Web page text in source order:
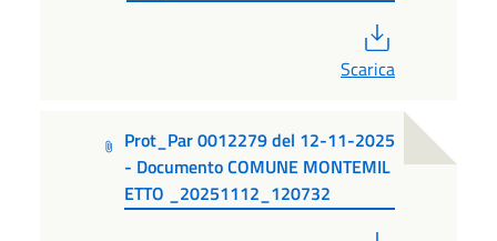
Scarica
Prot_Par 0012279 del 12-11-2025
- Documento COMUNE MONTEMIL
ETTO _20251112_120732